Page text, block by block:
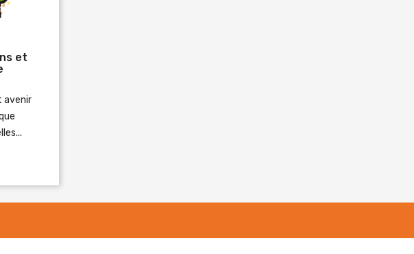
et
avenir